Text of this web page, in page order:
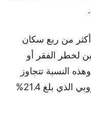
أكثر من ربع سكان
معرضين لخطر الفقر أو
الاجتماعي في عام 2023. وهذه النسبة تتجاوز
المعدل المتوسط لدول الاتحاد الأوروبي الذي بلغ 21.4%